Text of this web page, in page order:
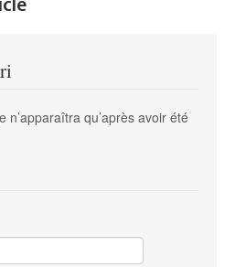
n’apparaîtra qu’après avoir été